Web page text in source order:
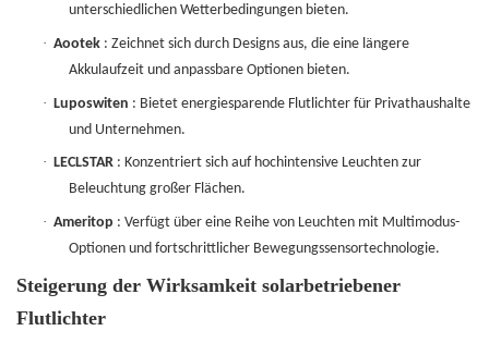
unterschiedlichen Wetterbedingungen bieten.
· Aootek : Zeichnet sich durch Designs aus, die eine längere
Akkulaufzeit und anpassbare Optionen bieten.
· Luposwiten : Bietet energiesparende Flutlichter für Privathaushalte
und Unternehmen.
· LECLSTAR : Konzentriert sich auf hochintensive Leuchten zur
Beleuchtung großer Flächen.
· Ameritop : Verfügt über eine Reihe von Leuchten mit Multimodus-
Optionen und fortschrittlicher Bewegungssensortechnologie.
Steigerung der Wirksamkeit solarbetriebener
Flutlichter